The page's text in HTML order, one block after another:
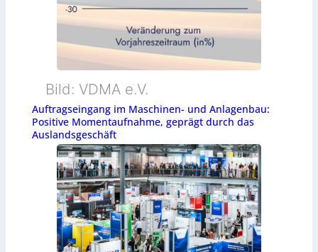
Bild: VDMA e.V.
Auftragseingang im Maschinen- und Anlagenbau:
Positive Momentaufnahme, geprägt durch das
Auslandsgeschäft